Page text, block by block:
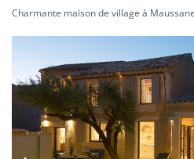
Charmante maison de village à Maussane